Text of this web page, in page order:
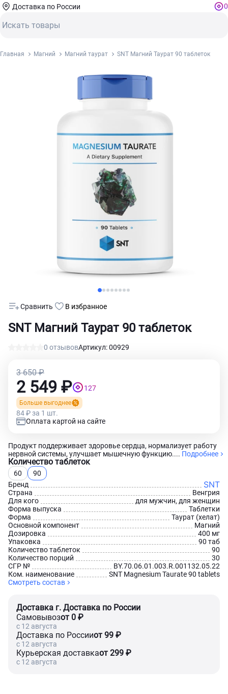
Доставка по России 0
Главная Магний Магний таурат SNT Магний Таурат 90 таблеток
SNT Магний Таурат 90 таблеток
0 отзывовАртикул: 00929
Сравнить В избранное
Продукт поддерживает здоровье сердца, нормализует работу
нервной системы, улучшает мышечную функцию.... Подробнее
Количество таблеток
60
90
Бренд
SNT
Страна
Венгрия
Для кого
для мужчин, для женщин
Форма выпуска
Таблетки
Форма
Таурат (хелат)
Основной компонент
Магний
Дозировка
400 мг
Упаковка
90 таб
Количество таблеток
90
Количество порций
30
СГР №
BY.70.06.01.003.R.001132.05.22
Ком. наименование
SNT Magnesium Taurate 90 tablets
Смотреть состав
3 650 ₽
2 549 ₽ 127
Больше выгоднее
84 ₽ за 1 шт.
Оплата картой на сайте
Доставка г. Доставка по России
Самовывозот 0 ₽
c 12 августа
Доставка по Россииот 99 ₽
c 12 августа
Курьерская доставкаот 299 ₽
c 12 августа